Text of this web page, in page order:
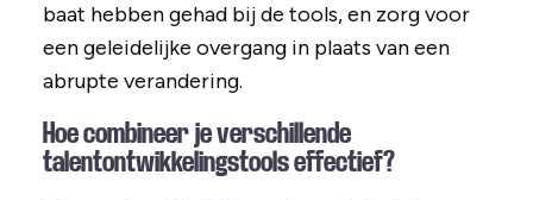
baat hebben gehad bij de tools, en zorg voor
een geleidelijke overgang in plaats van een
abrupte verandering.
Hoe combineer je verschillende
talentontwikkelingstools effectief?